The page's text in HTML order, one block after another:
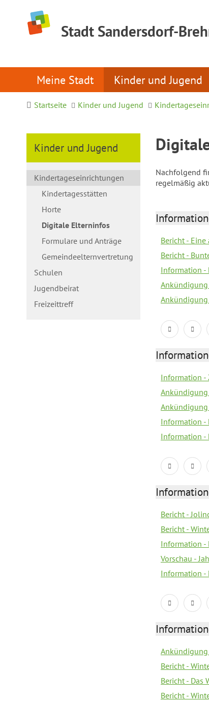
Stadt Sandersdorf-
Meine Stadt Kinder und Jugend
Startseite Kinder und Jugend
Kinder und Jugend
Kindertageseinrichtungen
Kindertagesstätten
Horte
Digitale Elterninfos
Formulare und Anträge
Gemeindeelternvertretung
Schulen
Jugendbeirat
Freizeittreff
Nachfolgend
regelmäßig
Bericht -
Bericht -
Information -
Information -
Information -
Information -
Bericht -
Bericht -
Information -
Vorschau -
Information -
Bericht -
Bericht - Das
Bericht -